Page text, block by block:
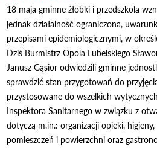
18 maja gminne żłobki i przedszkola
jednak działalność ograniczona,
przepisami epidemiologicznymi, w
Dziś Burmistrz Opola Lubelskiego
Janusz Gąsior odwiedzili gminne
sprawdzić stan przygotowań do
przystosowane do wszelkich
Inspektora Sanitarnego w związku z
dotyczą m.in.: organizacji opieki,
pomieszczeń i powierzchni oraz